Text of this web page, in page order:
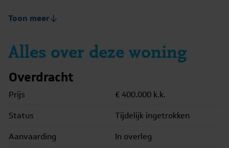
licht en overzichtelijk, met alle dagelijkse voorzieningen
Via de afgesloten entree met videofooninstallatie en lift
direct de prettige indeling en de verzorgde afwerking op.
plek voor een comfortabele zithoek en een eettafel.
de voorzijde, gelegen op het oosten. Een prettige
Toon meer
Alles over deze woning
Overdracht
Prijs € 400.000 k.k.
Status
Tijdelijk ingetrokken
Aanvaarding
In overleg